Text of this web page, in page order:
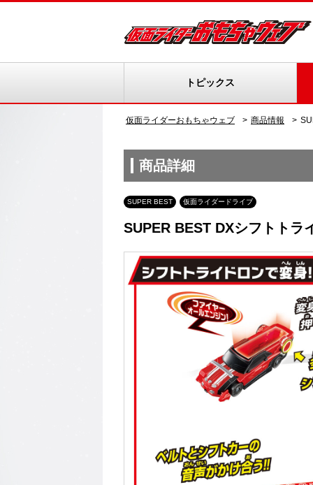
トピックス
仮面ライダーおもちゃウェブ 商品情報
商品詳細
SUPER BEST 仮面ライダードライブ
SUPER BEST DXシフトトラ